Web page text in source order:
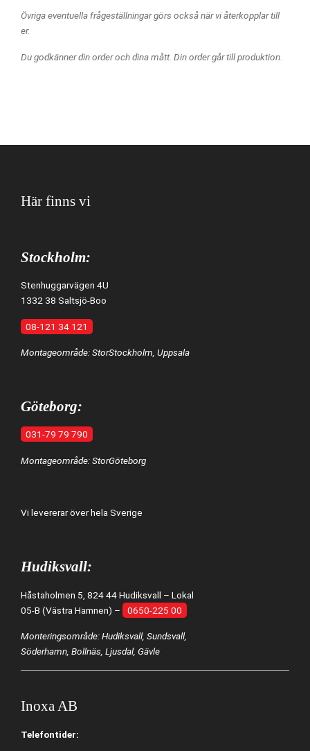
Övriga eventuella frågeställningar görs också när vi återkopplar till
er.
Du godkänner din order och dina mått. Din order går till produktion
Här finns vi
Stockholm:
Stenhuggarvägen 4U
1332 38 Saltsjö-Boo
08-121 34 121
Montageområde: StorStockholm, Uppsala
Göteborg:
031-79 79 790
Montageområde: StorGöteborg
Vi levererar över hela Sverige
Hudiksvall:
Håstaholmen 5, 824 44 Hudiksvall – Lokal
05-B (Västra Hamnen) –
0650-225 00
Monteringsområde: Hudiksvall, Sundsvall,
Söderhamn, Bollnäs, Ljusdal, Gävle
Inoxa AB
Telefontider: